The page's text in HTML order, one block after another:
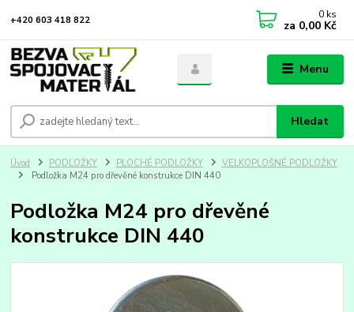
Menu
Hledat
+420 603 418 822 0 ks
za 0,00 Kč
Úvod PODLOŽKY PLOCHÉ PODLOŽKY
VELKOPLOŠNÉ PODLOŽKY
Podložka M24 pro dřevěné konstrukce DIN 440
Podložka M24 pro dřevěné
konstrukce DIN 440